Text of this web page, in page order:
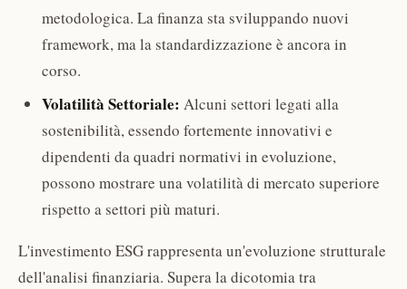
metodologica. La finanza sta sviluppando nuovi
framework, ma la standardizzazione è ancora in
corso.
Volatilità Settoriale: Alcuni settori legati alla
sostenibilità, essendo fortemente innovativi e
dipendenti da quadri normativi in evoluzione,
possono mostrare una volatilità di mercato superiore
rispetto a settori più maturi.
L'investimento ESG rappresenta un'evoluzione strutturale
dell'analisi finanziaria. Supera la dicotomia tra